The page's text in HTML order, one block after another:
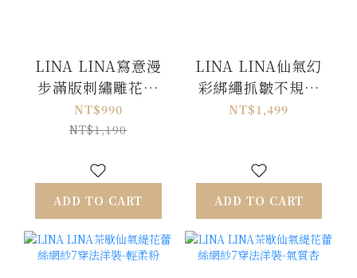
LINA LINA寫意漫
步滿版刺繡雕花網
紗洋裝-奶油杏
NT$990
NT$1,190
ADD TO CART
LINA LINA仙氣幻
彩綁繩抓皺不規則
洋裝-迷人紫
NT$1,499
ADD TO CART